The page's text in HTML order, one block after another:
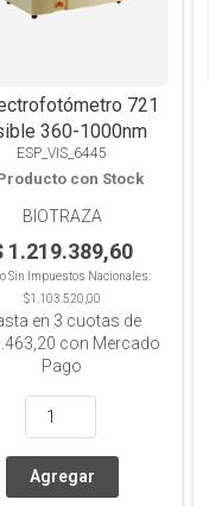
721
360-1000nm
ESP_VIS_6445
con Stock
BIOTRAZA
1.219.389,60
Sin Impuestos Nacionales:
$1.103.520,00
en 3 cuotas de
con Mercado
Pago